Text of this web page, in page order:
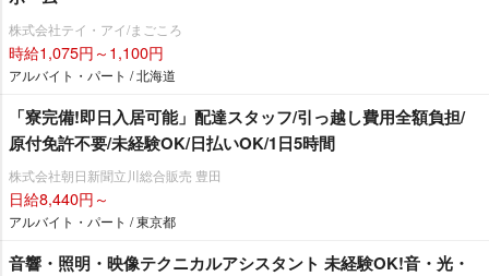
株式会社テイ・アイ/まごころ
時給1,075円～1,100円
アルバイト・パート / 北海道
「寮完備!即日入居可能」配達スタッフ/引っ越し費用全額負担/
原付免許不要/未経験OK/日払いOK/1日5時間
株式会社朝日新聞立川総合販売 豊田
日給8,440円～
アルバイト・パート / 東京都
音響・照明・映像テクニカルアシスタント 未経験OK!音・光・